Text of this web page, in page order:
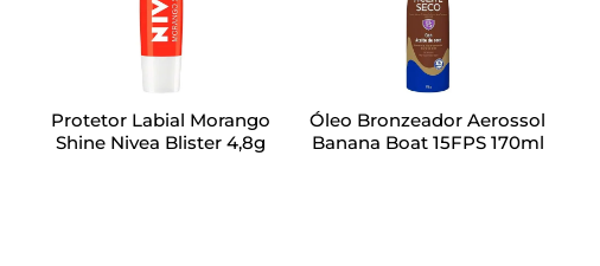
Protetor Labial Morango
Shine Nivea Blister 4,8g
Óleo Bronzeador Aerossol
Banana Boat 15FPS 170ml